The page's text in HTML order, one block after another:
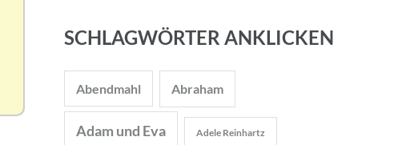
SCHLAGWÖRTER ANKLICKEN
Abendmahl Abraham
Adam und Eva Adele Reinhartz